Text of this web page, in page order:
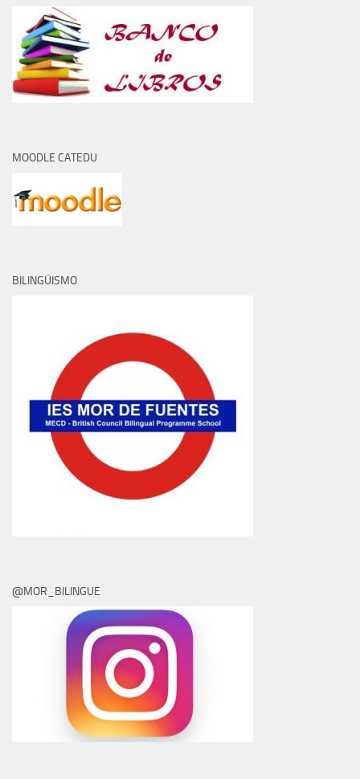
MOODLE CATEDU
BILINGÜISMO
@MOR_BILINGUE